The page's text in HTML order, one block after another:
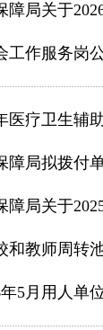
局关于
工作服务岗
医疗卫生辅
障局拟拨付
障局关于
和教师周转
5月用人单